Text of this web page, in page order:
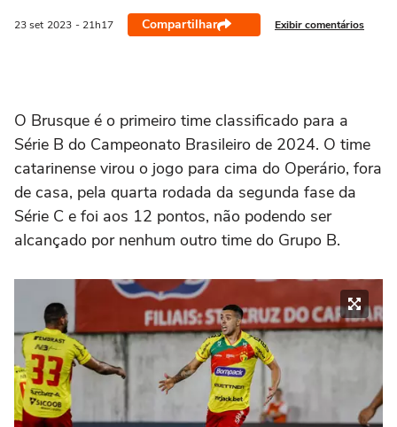
23 set 2023 - 21h17 Compartilhar Exibir comentários
O Brusque é o primeiro time classificado para a
Série B do Campeonato Brasileiro de 2024. O time
catarinense virou o jogo para cima do Operário, fora
de casa, pela quarta rodada da segunda fase da
Série C e foi aos 12 pontos, não podendo ser
alcançado por nenhum outro time do Grupo B.